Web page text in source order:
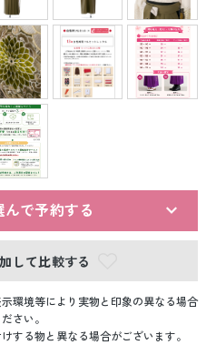
で予約する
して比較する
環境等により実物と印象の異なる場合
さい。
する物と異なる場合がございます。